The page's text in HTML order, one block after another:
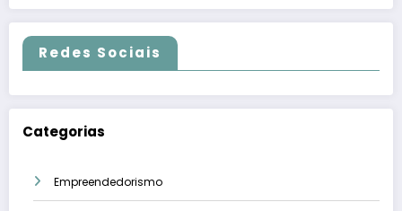
Redes Sociais
Categorias
Empreendedorismo